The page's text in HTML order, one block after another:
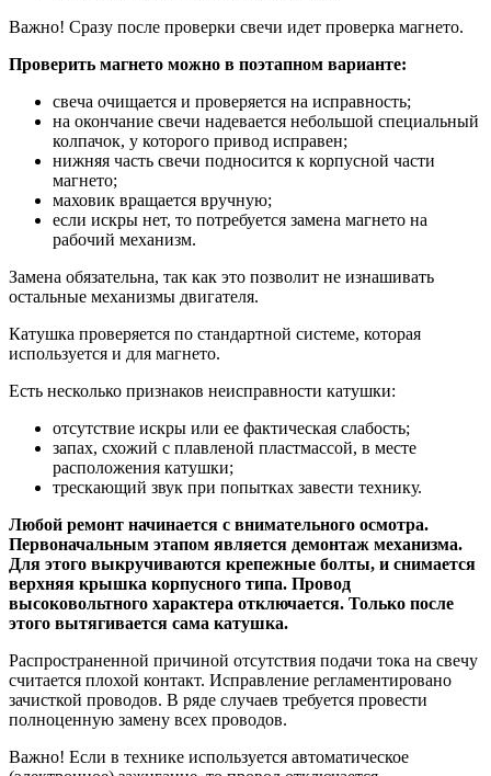
Важно! Сразу после проверки свечи идет проверка магнето.
Проверить магнето можно в поэтапном варианте:
свеча очищается и проверяется на исправность;
на окончание свечи надевается небольшой специальный
колпачок, у которого привод исправен;
нижняя часть свечи подносится к корпусной части
магнето;
маховик вращается вручную;
если искры нет, то потребуется замена магнето на
рабочий механизм.
Замена обязательна, так как это позволит не изнашивать
остальные механизмы двигателя.
Катушка проверяется по стандартной системе, которая
используется и для магнето.
Есть несколько признаков неисправности катушки:
отсутствие искры или ее фактическая слабость;
запах, схожий с плавленой пластмассой, в месте
расположения катушки;
трескающий звук при попытках завести технику.
Любой ремонт начинается с внимательного осмотра.
Первоначальным этапом является демонтаж механизма.
Для этого выкручиваются крепежные болты, и снимается
верхняя крышка корпусного типа. Провод
высоковольтного характера отключается. Только после
этого вытягивается сама катушка.
Распространенной причиной отсутствия подачи тока на свечу
считается плохой контакт. Исправление регламентировано
зачисткой проводов. В ряде случаев требуется провести
полноценную замену всех проводов.
Важно! Если в технике используется автоматическое